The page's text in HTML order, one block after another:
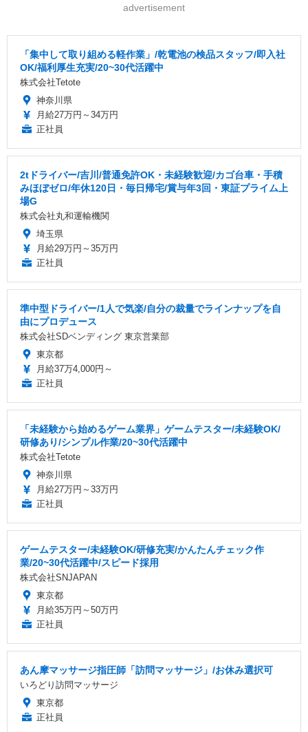
advertisement
「集中して取り組める軽作業」/乾電池の検品スタッフ/即入社
OK/福利厚生充実/20~30代活躍中
株式会社Tetote
神奈川県
月給27万円～34万円
正社員
2tドライバー/吉川/普通免許OK・未経験歓迎/カゴ台車・手積
みほぼゼロ/年休120日・毎日帰宅/賞与年3回・東証プライム上
場G
株式会社丸和運輸機関
埼玉県
月給29万円～35万円
正社員
準中型ドライバー/1人で気楽/自分の裁量でラインナップを自
由にプロデュース
株式会社SDベンディング 東京営業部
東京都
月給37万4,000円～
正社員
「未経験から始めるゲーム業界」ゲームテスター/未経験OK/
研修あり/シンプル作業/20~30代活躍中
株式会社Tetote
神奈川県
月給27万円～33万円
正社員
ゲームテスター/未経験OK/研修充実/かんたんチェック作
業/20~30代活躍中/スピード採用
株式会社SNJAPAN
東京都
月給35万円～50万円
正社員
あん摩マッサージ指圧師「訪問マッサージ」/お休み選択可
いろどり訪問マッサージ
東京都
正社員